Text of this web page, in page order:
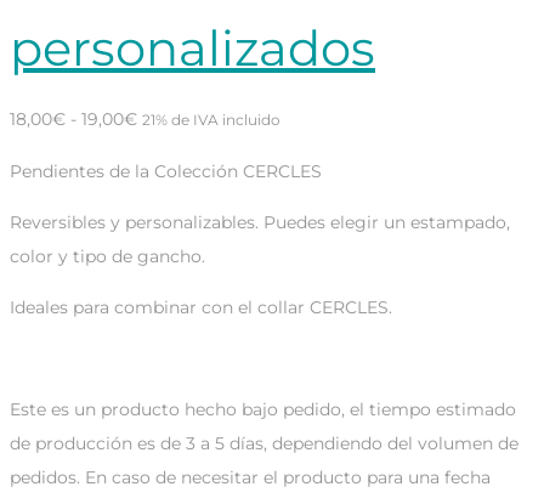
personalizados
18,00€ - 19,00€Rango
desde
18,00€
21% de IVA incluido
Pendientes de la Colección CERCLES
Reversibles y personalizables. Puedes elegir un estampado,
color y tipo de gancho.
Ideales para combinar con el collar CERCLES.
Este es un producto hecho bajo pedido, el tiempo estimado
de producción es de 3 a 5 días, dependiendo del volumen de
pedidos. En caso de necesitar el producto para una fecha